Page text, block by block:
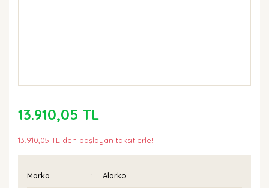
13.910,05 TL
13.910,05 TL den başlayan taksitlerle!
Marka Alarko